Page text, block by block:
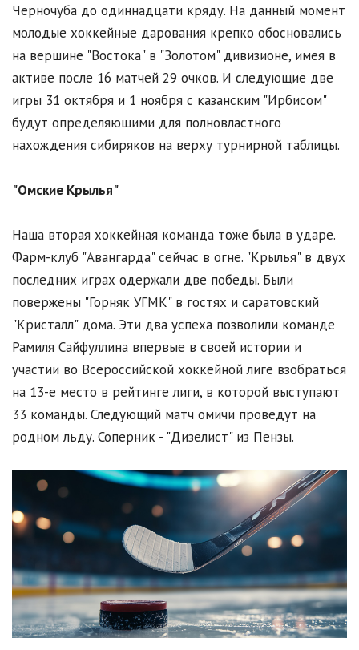
Черночуба до одиннадцати кряду. На данный момент
молодые хоккейные дарования крепко обосновались
на вершине "Востока" в "Золотом" дивизионе, имея в
активе после 16 матчей 29 очков. И следующие две
игры 31 октября и 1 ноября с казанским "Ирбисом"
будут определяющими для полновластного
нахождения сибиряков на верху турнирной таблицы.
"Омские Крылья"
Наша вторая хоккейная команда тоже была в ударе.
Фарм-клуб "Авангарда" сейчас в огне. "Крылья" в двух
последних играх одержали две победы. Были
повержены "Горняк УГМК" в гостях и саратовский
"Кристалл" дома. Эти два успеха позволили команде
Рамиля Сайфуллина впервые в своей истории и
участии во Всероссийской хоккейной лиге взобраться
на 13-е место в рейтинге лиги, в которой выступают
33 команды. Следующий матч омичи проведут на
родном льду. Соперник - "Дизелист" из Пензы.